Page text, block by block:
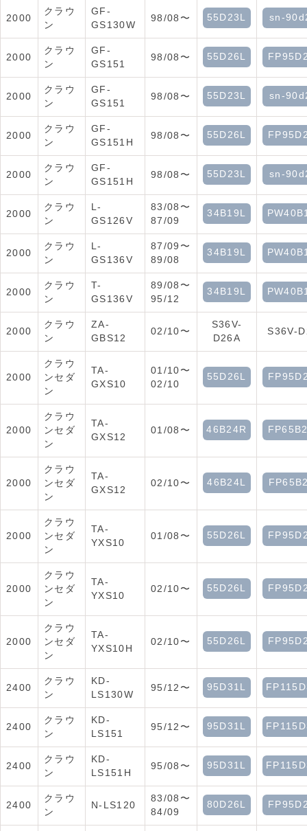
2000
クラウ
ン
GF-
GS130W
98/08〜 55D23L sn-
2000
クラウ
ン
GF-
GS151
98/08〜 55D26L
2000
クラウ
ン
GF-
GS151
98/08〜 55D23L sn-
2000
クラウ
ン
GF-
GS151H
98/08〜 55D26L
2000
クラウ
ン
GF-
GS151H
98/08〜 55D23L sn-
2000
クラウ
ン
L-
GS126V
83/08〜
87/09
34B19L
2000
クラウ
ン
L-
GS136V
87/09〜
89/08
34B19L
2000
クラウ
ン
T-
GS136V
89/08〜
95/12
34B19L
2000
クラウ
ン
ZA-
GBS12
02/10〜
S36V-
D26A
S36V-
2000
クラウ
ンセダ
ン
TA-
GXS10
01/10〜
02/10
55D26L
2000
クラウ
ンセダ
ン
TA-
GXS12
01/08〜 46B24R
2000
クラウ
ンセダ
ン
TA-
GXS12
02/10〜 46B24L
2000
クラウ
ンセダ
ン
TA-
YXS10
01/08〜 55D26L
2000
クラウ
ンセダ
ン
TA-
YXS10
02/10〜 55D26L
2000
クラウ
ンセダ
ン
TA-
YXS10H
02/10〜 55D26L
2400
クラウ
ン
KD-
LS130W
95/12〜 95D31L
2400
クラウ
ン
KD-
LS151
95/12〜 95D31L
2400
クラウ
ン
KD-
LS151H
95/08〜 95D31L
2400
クラウ
ン
N-LS120
83/08〜
84/09
80D26L